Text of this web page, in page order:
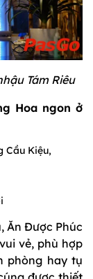
Tám Riêu
Hoa ngon ở
Cầu Kiệu,
Ăn Được Phúc
vẻ, phù hợp
phòng hay tụ